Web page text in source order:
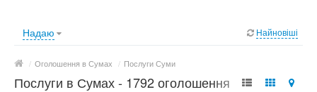
Надаю Найновіші
/ Оголошення в Сумах / Послуги Суми
Послуги в Сумах - 1792 оголошення